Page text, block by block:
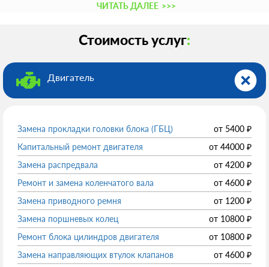
ЧИТАТЬ ДАЛЕЕ >>>
Стоимость услуг:
Двигатель
Замена прокладки головки блока (ГБЦ) от 5400 ₽
Капитальный ремонт двигателя
от 44000 ₽
Замена распредвала
от 4200 ₽
Ремонт и замена коленчатого вала
от 4600 ₽
Замена приводного ремня
от 1200 ₽
Замена поршневых колец
от 10800 ₽
Ремонт блока цилиндров двигателя
от 10800 ₽
Замена направляющих втулок клапанов
от 4600 ₽